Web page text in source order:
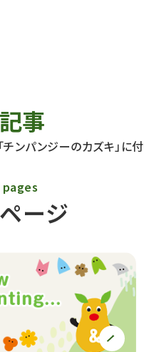
事
チンパンジーのカズキ」に
ージ